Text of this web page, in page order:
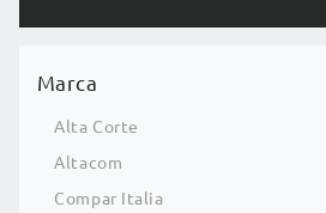
Marca
Alta Corte
Altacom
Compar Italia